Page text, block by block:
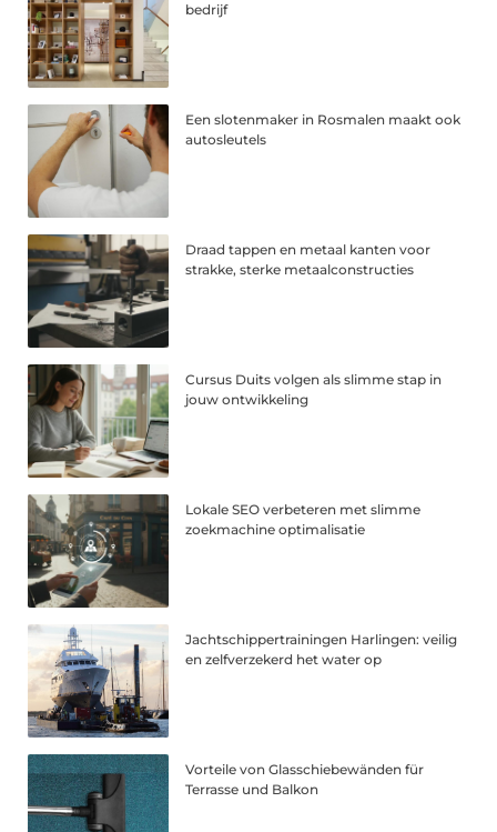
bedrijf
Een slotenmaker in Rosmalen maakt ook
autosleutels
Draad tappen en metaal kanten voor
strakke, sterke metaalconstructies
Cursus Duits volgen als slimme stap in
jouw ontwikkeling
Lokale SEO verbeteren met slimme
zoekmachine optimalisatie
Jachtschippertrainingen Harlingen: veilig
en zelfverzekerd het water op
Vorteile von Glasschiebewänden für
Terrasse und Balkon